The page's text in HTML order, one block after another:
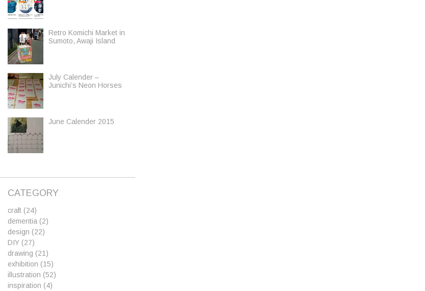
Retro Komichi Market in
Sumoto, Awaji Island
July Calender –
Junichi’s Neon Horses
June Calender 2015
CATEGORY
craft (24)
dementia (2)
design (22)
DIY (27)
drawing (21)
exhibition (15)
illustration (52)
inspiration (4)